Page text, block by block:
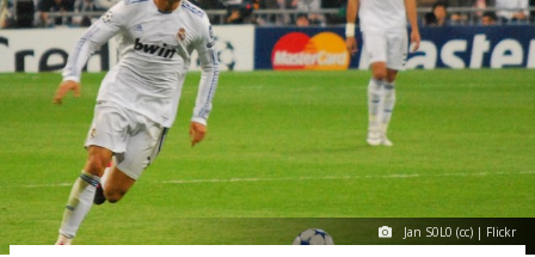
Jan S0L0 (cc) | Flickr